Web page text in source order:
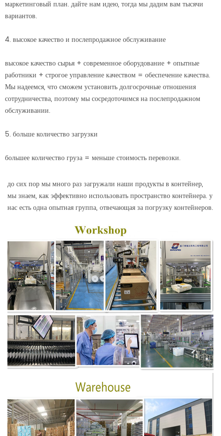
маркетинговый план. дайте нам идею, тогда мы дадим вам тысячи
вариантов.
4. высокое качество и послепродажное обслуживание
высокое качество сырья + современное оборудование + опытные
работники + строгое управление качеством = обеспечение качества.
Мы надеемся, что сможем установить долгосрочные отношения
сотрудничества, поэтому мы сосредоточимся на послепродажном
обслуживании.
5. больше количество загрузки
большее количество груза = меньше стоимость перевозки.
до сих пор мы много раз загружали наши продукты в контейнер,
мы знаем, как эффективно использовать пространство контейнера. у
нас есть одна опытная группа, отвечающая за погрузку контейнеров.